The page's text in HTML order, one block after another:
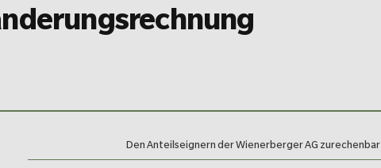
Den Anteilseignern der Wienerberger AG zurechenbar